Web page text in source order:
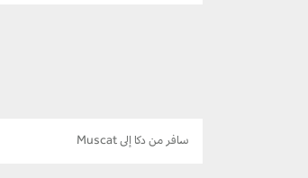
سافر من دكا إلى Muscat